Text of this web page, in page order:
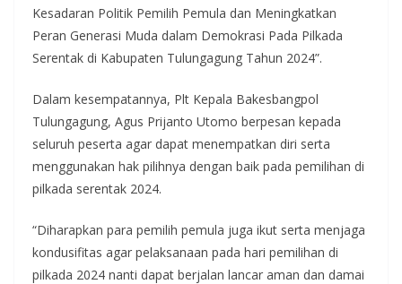
Kesadaran Politik Pemilih Pemula dan Meningkatkan
Peran Generasi Muda dalam Demokrasi Pada Pilkada
Serentak di Kabupaten Tulungagung Tahun 2024”.
Dalam kesempatannya, Plt Kepala Bakesbangpol
Tulungagung, Agus Prijanto Utomo berpesan kepada
seluruh peserta agar dapat menempatkan diri serta
menggunakan hak pilihnya dengan baik pada pemilihan di
pilkada serentak 2024.
“Diharapkan para pemilih pemula juga ikut serta menjaga
kondusifitas agar pelaksanaan pada hari pemilihan di
pilkada 2024 nanti dapat berjalan lancar aman dan damai